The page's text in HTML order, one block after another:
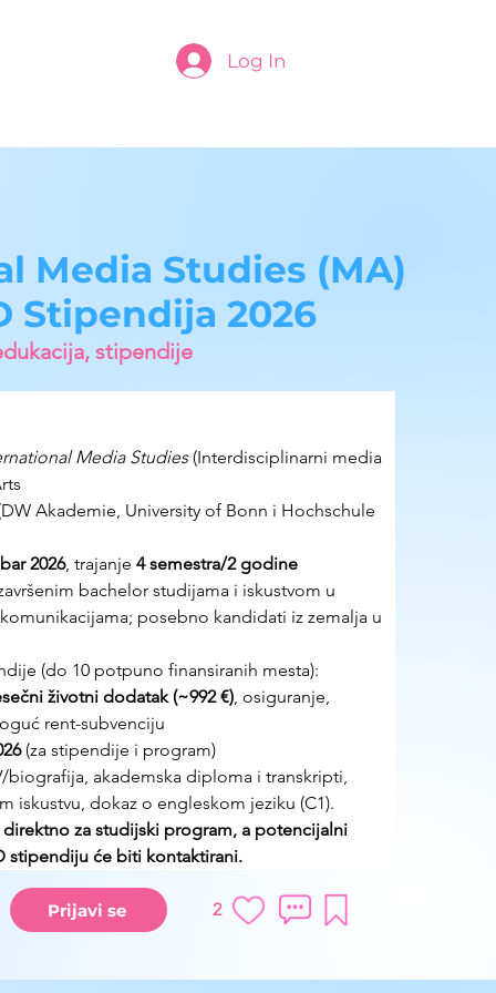
Log In
Media Studies (MA)
Stipendija 2026
stipendije
Media Studies (Interdisciplinarni media
Akademie, University of Bonn i Hochschule
2026, trajanje 4 semestra/2 godine
bachelor studijama i iskustvom u
posebno kandidati iz zemalja u
(do 10 potpuno finansiranih mesta):
životni dodatak (~992 €), osiguranje,
rent-subvenciju
(za stipendije i program)
biografija, akademska diploma i transkripti,
iskustvu, dokaz o engleskom jeziku (C1).
za studijski program, a potencijalni
stipendiju će biti kontaktirani.
Prijavi se 2